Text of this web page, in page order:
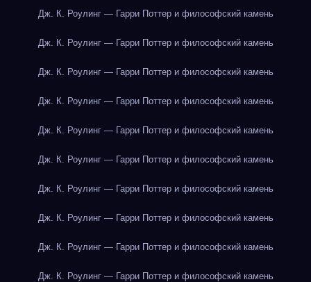
Дж. К. Роулинг — Гарри Поттер и философский камень
Дж. К. Роулинг — Гарри Поттер и философский камень
Дж. К. Роулинг — Гарри Поттер и философский камень
Дж. К. Роулинг — Гарри Поттер и философский камень
Дж. К. Роулинг — Гарри Поттер и философский камень
Дж. К. Роулинг — Гарри Поттер и философский камень
Дж. К. Роулинг — Гарри Поттер и философский камень
Дж. К. Роулинг — Гарри Поттер и философский камень
Дж. К. Роулинг — Гарри Поттер и философский камень
Дж. К. Роулинг — Гарри Поттер и философский камень